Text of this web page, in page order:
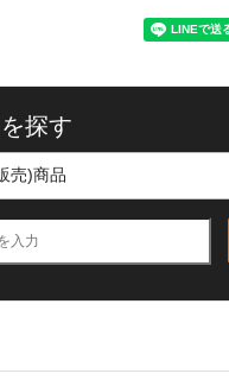
探す